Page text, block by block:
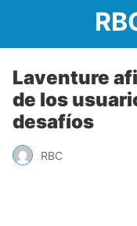
Laventure
de los
desafíos
RBC